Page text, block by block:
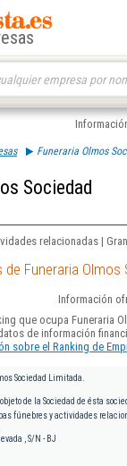
Funeraria Olmos
Sociedad
relacionadas |
Funeraria Olmos
Información
que ocupa Funeraria
de información
sobre el Ranking de
Sociedad Limitada.
de la Sociedad de ésta
fúnebres y actividades
, S/N - BJ